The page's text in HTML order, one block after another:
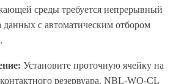
среды требуется непрерывный
данных с автоматическим отбором
Установите проточную ячейку на
резервуара. NBL-WQ-CL